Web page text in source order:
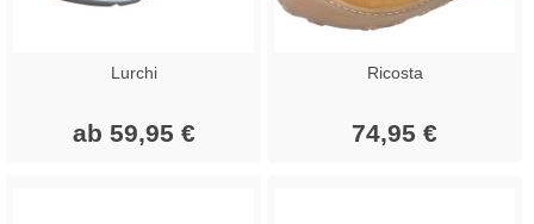
Lurchi
ab 59,95 €
Ricosta
74,95 €